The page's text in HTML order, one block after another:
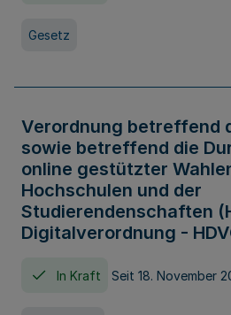
Gesetz
Verordnung betreffend
sowie betreffend die
online gestützter
Hochschulen und der
Studierendenschaften
Digitalverordnung -
In Kraft Seit 18. November